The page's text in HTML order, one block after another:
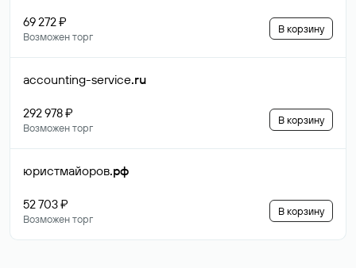
69 272 ₽
Возможен торг
В корзину
accounting-service.ru
292 978 ₽
Возможен торг
В корзину
юристмайоров.рф
52 703 ₽
Возможен торг
В корзину